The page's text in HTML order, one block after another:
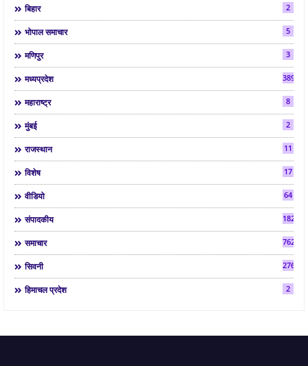
बिहार 2
भोपाल समाचार 5
मणिपुर 3
मध्यप्रदेश 3892
महाराष्ट्र 8
मुंबई 2
राजस्थान 11
विशेष 17
वीडियो 64
संपादकीय 182
समाचार 7624
सिवनी 2763
हिमाचल प्रदेश 2